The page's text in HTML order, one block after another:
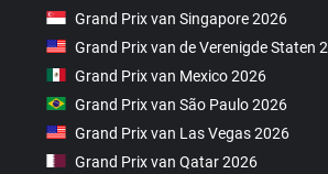
Grand Prix van Singapore 2026
Grand Prix van de Verenigde Staten
Grand Prix van Mexico 2026
Grand Prix van São Paulo 2026
Grand Prix van Las Vegas 2026
Grand Prix van Qatar 2026